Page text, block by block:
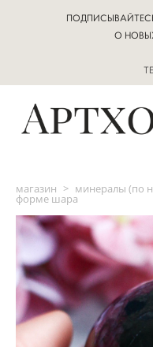
О
магазин > минералы (по
форме шара